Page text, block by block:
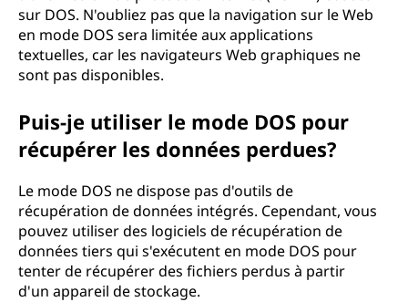
sur DOS. N'oubliez pas que la navigation sur le Web
en mode DOS sera limitée aux applications
textuelles, car les navigateurs Web graphiques ne
sont pas disponibles.
Puis-je utiliser le mode DOS pour
récupérer les données perdues?
Le mode DOS ne dispose pas d'outils de
récupération de données intégrés. Cependant, vous
pouvez utiliser des logiciels de récupération de
données tiers qui s'exécutent en mode DOS pour
tenter de récupérer des fichiers perdus à partir
d'un appareil de stockage.